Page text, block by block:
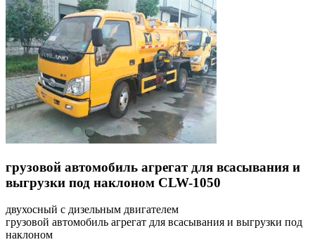
грузовой автомобиль агрегат для всасывания и
выгрузки под наклоном CLW-1050
двухосный с дизельным двигателем
грузовой автомобиль агрегат для всасывания и выгрузки под
наклоном